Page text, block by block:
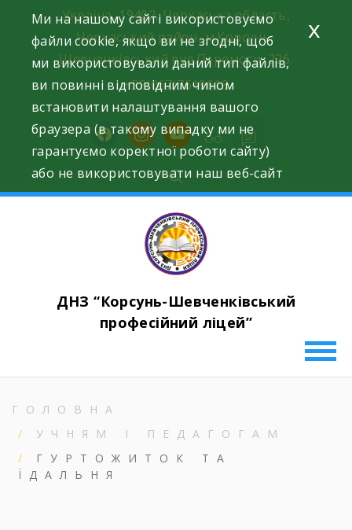
content
Україна, 19402, Черкаська область,
Черкаський район, м.Корсунь-
Шевченківський вул.Перемоги, 226.
+38(067)7619618
facebookinstagram
youtube
ДНЗ “Корсунь-Шевченківський
професійний ліцей”
ГОЛОВНА
УЧНЯМ І ПЕДАГОГАМ
ГУРТОЖИТОК ТА
ЇДАЛЬНЯ
Ми на нашому сайті використовуємо
файли cookie, якщо ви не згодні, щоб
ми використовували даний тип файлів,
ви повинні відповідним чином
встановити налаштування вашого
браузера (в такому випадку ми не
гарантуємо коректної роботи сайту)
або не використовувати наш веб-сайт
x